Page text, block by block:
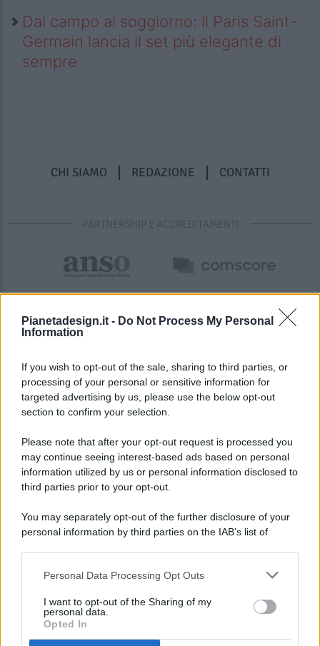
Pianetadesign.it - Do Not Process My Personal
Information
If you wish to opt-out of the sale, sharing to third parties, or
processing of your personal or sensitive information for
targeted advertising by us, please use the below opt-out
section to confirm your selection.
Please note that after your opt-out request is processed you
may continue seeing interest-based ads based on personal
information utilized by us or personal information disclosed to
third parties prior to your opt-out.
You may separately opt-out of the further disclosure of your
personal information by third parties on the IAB’s list of
This information may also be disclosed by us to third parties
disclose it to other third parties.
Personal Data Processing Opt Outs
I want to opt-out of the Sharing of my
personal data.
Opted In
Dal campo al soggiorno: il Paris Saint-
Germain lancia il set più elegante di
sempre
CHI SIAMO REDAZIONE CONTATTI
PARTNERSHIP E ACCREDITAMENTI
© 2026 - Pianeta Design - P.IVA 04827280654 - Testata
Registrata Al Tribunale Di Nocera Inferiore N. 8/2020 - RG N.
ISCRIZIONE AL ROC N. 35792 – ISCRITTA ALL’ANSO
(ASSOCIAZIONE NAZIONALE STAMPA ONLINE)
PREFERENZE PRIVACY